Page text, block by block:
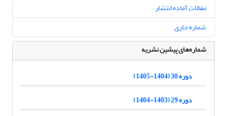
مقالات آماده انتشار
شماره جاری
شماره‌های پیشین نشریه
دوره 30 (1404-1405)
دوره 29 (1403-1404)